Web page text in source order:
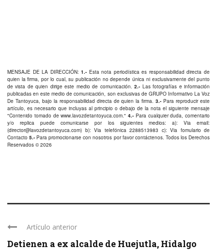
MENSAJE DE LA DIRECCIÓN:1.- Esta nota periodística es responsabilidad directa de
quien la firma, por lo cual, su publicación no depende única ni exclusivamente del punto
de vista de quien dirige este medio de comunicación.2.- Las fotografías e información
publicadas en este medio de comunicación, son exclusivas de GRUPO Informativo La Voz
De Tantoyuca, bajo la responsabilidad directa de quien la firma.3.- Para reproducir este
artículo, es necesario que incluyas al principio o debajo de la nota el siguiente mensaje
"Contenido tomado dewww.lavozdetantoyuca.com ." 4.- Para cualquier duda, comentario
y/o replica puede comunicarse por los siguientes medios: a): Via email:
(director@lavozdetantoyuca.com) b): Via telefónica 2288513983 c): Via fomulario de
Contacto 5.- Para promocionarse con nosotros por favorcontáctenos. Todos los Derechos
Reservados © 2026
Artículo anterior
Detienen a ex alcalde de Huejutla, Hidalgo